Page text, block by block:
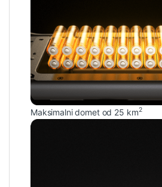
Maksimalni domet od 25 km2